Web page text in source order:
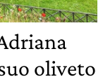
oliveto